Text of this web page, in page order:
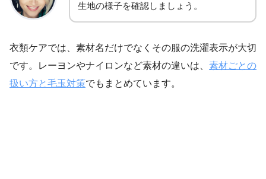
生地の様子を確認しましょう。
衣類ケアでは、素材名だけでなくその服の洗濯表示が大切
です。レーヨンやナイロンなど素材の違いは、 素材ごとの
扱い方と毛玉対策でもまとめています。